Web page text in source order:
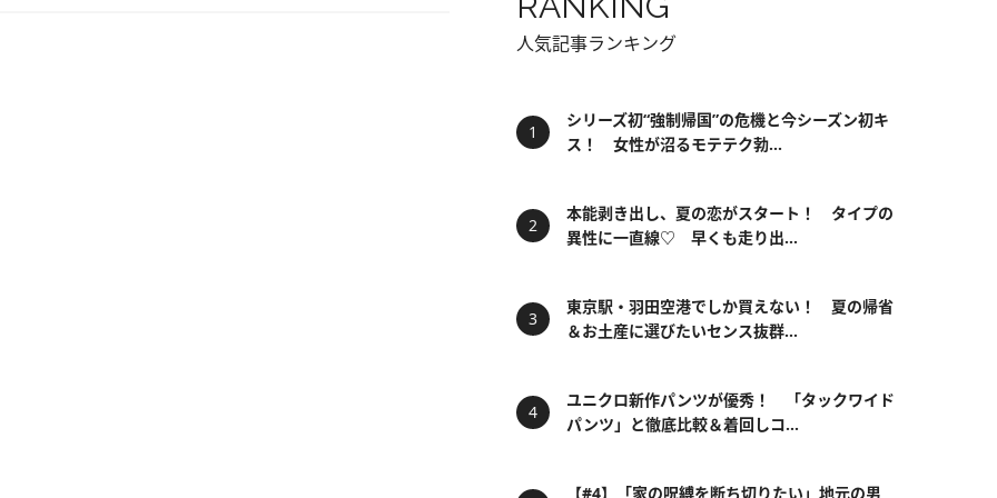
人気記事ランキング
シリーズ初“強制帰国”の危機と今シーズン初キ
ス！ 女性が沼るモテテク勃...
本能剥き出し、夏の恋がスタート！ タイプの
異性に一直線♡ 早くも走り出...
東京駅・羽田空港でしか買えない！ 夏の帰省
＆お土産に選びたいセンス抜群...
ユニクロ新作パンツが優秀！ 「タックワイド
パンツ」と徹底比較＆着回しコ...
【#4】「家の呪縛を断ち切りたい」地元の男